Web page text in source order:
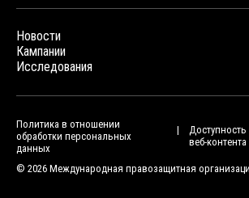
Новости
Кампании
Исследования
Политика в отношении
обработки персональных
данных
Доступность
веб-контента
© 2026 Международная правозащитная